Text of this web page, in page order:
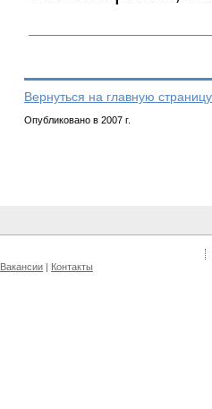
Вернуться на главную
Опубликовано в 2007 г.
Вакансии | Контакты